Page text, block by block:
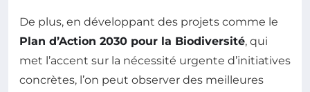
De plus, en développant des projets comme le
Plan d’Action 2030 pour la Biodiversité, qui
met l’accent sur la nécessité urgente d’initiatives
concrètes, l’on peut observer des meilleures